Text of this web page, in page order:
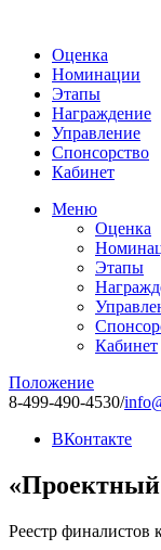
Оценка
Номинации
Этапы
Награждение
Управление
Спонсорство
Кабинет
Меню
Оценка
Этапы
Кабинет
Положение
8-499-490-4530/
ВКонтакте
«Проектный
Реестр финалистов